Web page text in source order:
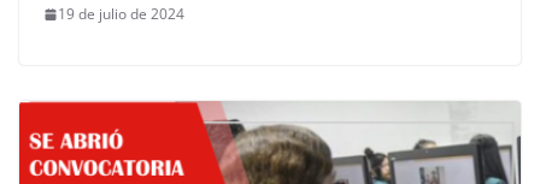
19 de julio de 2024